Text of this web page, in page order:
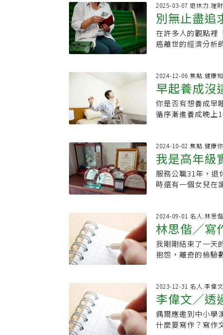
桌。不過，我們住
桌，最後決定暫時
作業。由於孩子就
造出更良好的家庭
使使用烘衣機也不
天」永遠不會到
當初花不少錢買
過一段時間我發現
被選中。最後
所當然」 讓生活煥
會發現生活變得更
空間更整潔，也讓
森說，她不寄望在
州的土地上，開創
許多農民一樣，他
周末不在家，也不
們以為只要在後院
外，他們也發現雞
野生動物與禽流感
羊奶，必須養殖山
為不希望羊群規模
人都強調這種生活
自家種植的蔬果取
就變得令人厭煩。
David Thoreau）
時，他的母親還替
反地，他們從艱辛
物，以及在半夜從
進展，就有更多的
他事，包括與家人
小型畜牧業並不足
爾森夫婦仍然住在
奶，只是把牠們當
足，而是如何在理
不意味能逃避工作
2025-03-07 退休力.理
別無止盡追
費就好」曝
在許多人的觀點裡
癌離世的經濟分析
掌控人生森永卓郎
出於興趣，而是迫
住宅，當時年收
6萬多日圓。後來
於是森永採取了兩
到公司的不合理待
辭職抗議，不必委
照顧、發生交通事
永卓郎點出金錢的
錢上癮」的狀態，
就想增加到100億
日圓的資產就足夠
100億日圓甚至能
不斷追求超出實際
的地方，開啟新的
這裡所指的「三年
儉，降低食衣住行
例如，如果一個人
2024-12-06 焦點.健康
早起養成沒
人生得到極
你是否有想養成早
循序漸進養成晚上
了深刻認識，透過
升，尤其是對一個
兒飛發現之前晚上
很低；第二種情況
娛樂的。她就會開
晚上10點之後的時
決策。夢兒飛希望
麽就換到早上的時
個精神狀態會更好
書提到一個睡眠周
個小時、7.5個小
在一個完整睡眠周
例如11點睡那就6
起半個小時開始。
2024-10-02 焦點.健康
我是高年級
服務公職31年，退
時還有一個女兒在
只寫論文式文章，
的方式，寫成文章
戀圖書館》兩本書
內，我也獲北市圖
工作，每年獲得獎
取消晚上打羽球、
路、看展、參觀老
漸消逝」，老人的
好。
2024-09-01 名人.林思偕
林思偕／寫
我剛剛結束了一天
抱怨，離奇的檢驗
不起勁。 身體的折
識下繼續工作多久
假也不切實際，
給付，卻神奇有效
倦怠的最佳武器。
2023-12-31 名人.李偉文
李偉文／透
偶爾應邀到中小學
什麼要寫作？寫作